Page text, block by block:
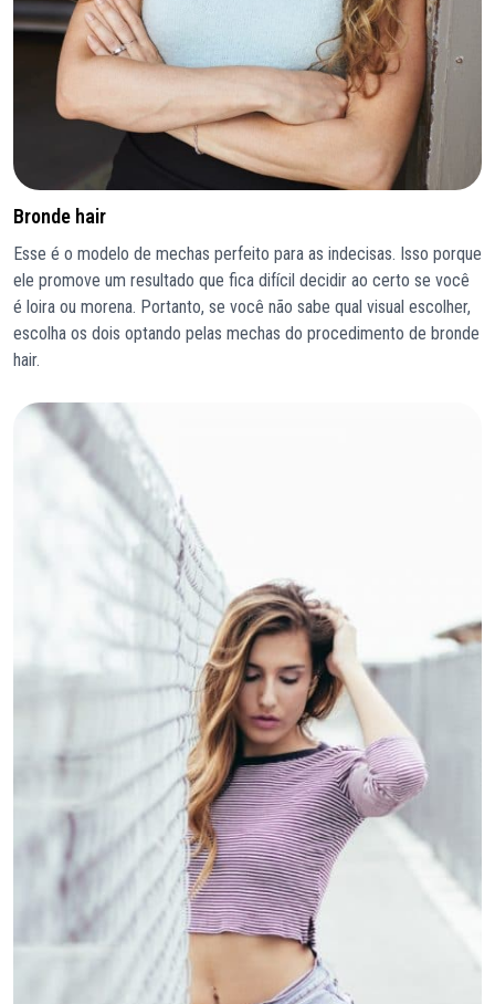
Bronde hair
Esse é o modelo de mechas perfeito para as indecisas. Isso porque
ele promove um resultado que fica difícil decidir ao certo se você
é loira ou morena. Portanto, se você não sabe qual visual escolher,
escolha os dois optando pelas mechas do procedimento de bronde
hair.